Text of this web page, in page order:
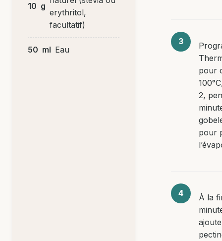
10 g
erythritol,
facultatif)
50 ml Eau
pour
2,
pour
À la